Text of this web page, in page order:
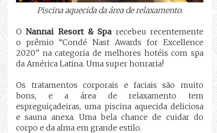
Piscina aquecida da área de relaxamento.
ONannai Resort & Spa recebeu recentemente
oprêmio“Condé Nast Awards for Excellence
2020” na categoria de melhores hotéis com spa
da América Latina. Uma super honraria!
Os tratamentos corporais e faciais são muito
bons, e a área de relaxamento tem
espreguiçadeiras, uma piscina aquecida deliciosa
e sauna anexa. Uma bela chance de cuidar do
corpo e da alma em grande estilo.